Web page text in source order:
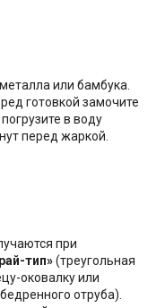
или бамбука.
готовкой замочите
в воду
перед жаркой.
при
тип»(треугольная
оковалку или
отруба).